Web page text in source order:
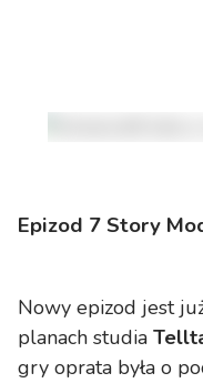
Epizod 7 Story
Nowy epizod jest
planach studia
gry oprata była o